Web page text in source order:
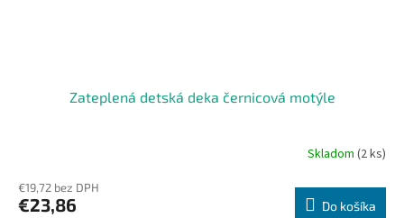
Zateplená detská deka černicová motýle
Skladom (2 ks)
€19,72 bez DPH
€23,86 Do košíka